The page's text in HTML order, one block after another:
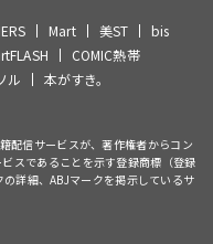
Mart 美ST
bis
COMIC熱帯
ル 本がすき。
配信サービスが、著作権者からコン
スであることを示す登録商標（登録
詳細、ABJマークを掲示しているサ